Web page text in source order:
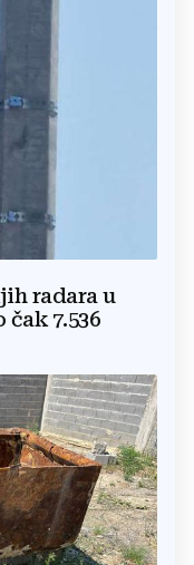
radara u
7.536